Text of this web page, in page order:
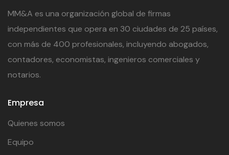
MM&A es una organización global de firmas
independientes que opera en 30 ciudades de 25 países,
con más de 400 profesionales, incluyendo abogados,
contadores, economistas, ingenieros comerciales y
notarios.
Empresa
Quienes somos
Equipo